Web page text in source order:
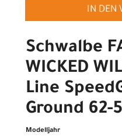
IN DEN
Schwalbe
WICKED
Line
Ground 62-
Modelljahr